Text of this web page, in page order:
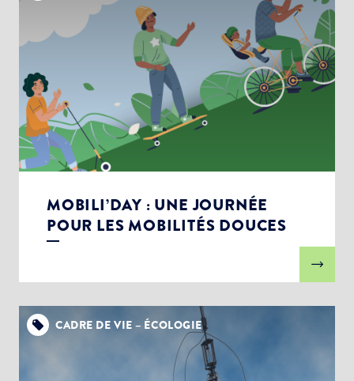
MOBILI’DAY : UNE JOURNÉE
POUR LES MOBILITÉS DOUCES
CADRE DE VIE – ÉCOLOGIE